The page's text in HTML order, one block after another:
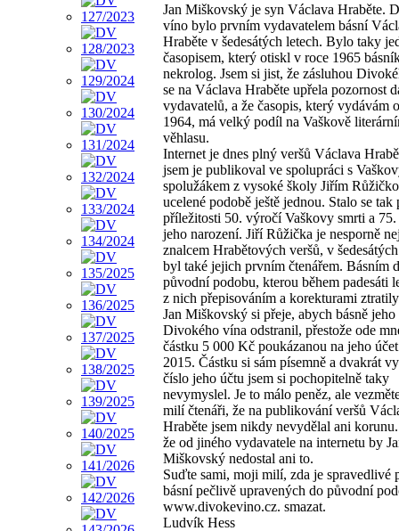
Jan Miškovský je syn Václava Hraběte.
víno bylo prvním vydavatelem básní
Hraběte v šedesátých letech. Bylo taky
časopisem, který otiskl v roce 1965
nekrolog. Jsem si jist, že zásluhou
se na Václava Hraběte upřela pozornost
vydavatelů, a že časopis, který vydávám
1964, má velký podíl na Vaškově
věhlasu.
Internet je dnes plný veršů Václava
jsem je publikoval ve spolupráci s
spolužákem z vysoké školy Jiřím
ucelené podobě ještě jednou. Stalo se tak
příležitosti 50. výročí Vaškovy smrti a
jeho narození. Jiří Růžička je nesporně
znalcem Hrabětových veršů, v
byl také jejich prvním čtenářem. Básním
původní podobu, kterou během padesáti
z nich přepisováním a korekturami
Jan Miškovský si přeje, abych básně jeho
Divokého vína odstranil, přestože ode
částku 5 000 Kč poukázanou na jeho
2015. Částku si sám písemně a dvakrát
číslo jeho účtu jsem si pochopitelně taky
nevymyslel. Je to málo peněz, ale
milí čtenáři, že na publikování veršů
Hraběte jsem nikdy nevydělal ani
že od jiného vydavatele na internetu by
Miškovský nedostal ani to.
Suďte sami, moji milí, zda je spravedlivé
básní pečlivě upravených do původní
www.divokevino.cz. smazat.
Ludvík Hess